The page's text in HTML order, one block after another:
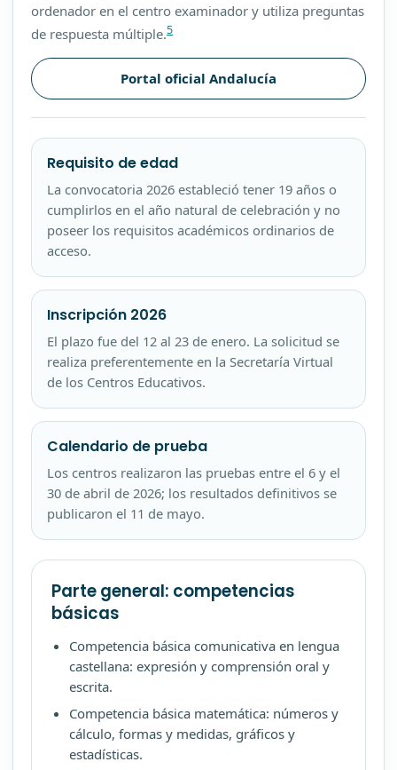
ordenador en el centro examinador y utiliza preguntas
de respuesta múltiple.5
Portal oficial Andalucía
Requisito de edad
La convocatoria 2026 estableció tener 19 años o
cumplirlos en el año natural de celebración y no
poseer los requisitos académicos ordinarios de
acceso.
Inscripción 2026
El plazo fue del 12 al 23 de enero. La solicitud se
realiza preferentemente en la Secretaría Virtual
de los Centros Educativos.
Calendario de prueba
Los centros realizaron las pruebas entre el 6 y el
30 de abril de 2026; los resultados definitivos se
publicaron el 11 de mayo.
Parte general: competencias
básicas
Competencia básica comunicativa en lengua
castellana: expresión y comprensión oral y
escrita.
Competencia básica matemática: números y
cálculo, formas y medidas, gráficos y
estadísticas.